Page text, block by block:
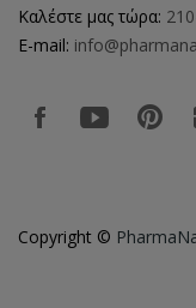
Καλέστε μας τώρα:
E-mail:
Copyright ©